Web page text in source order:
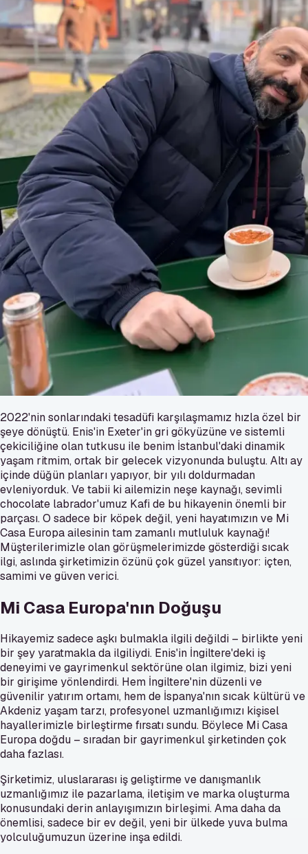
2022'nin sonlarındaki tesadüfi karşılaşmamız hızla özel bir
şeye dönüştü. Enis'in Exeter'in gri gökyüzüne ve sistemli
çekiciliğine olan tutkusu ile benim İstanbul'daki dinamik
yaşam ritmim, ortak bir gelecek vizyonunda buluştu. Altı ay
içinde düğün planları yapıyor, bir yılı doldurmadan
evleniyorduk. Ve tabii ki ailemizin neşe kaynağı, sevimli
chocolate labrador'umuz Kafi de bu hikayenin önemli bir
parçası. O sadece bir köpek değil, yeni hayatımızın ve Mi
Casa Europa ailesinin tam zamanlı mutluluk kaynağı!
Müşterilerimizle olan görüşmelerimizde gösterdiği sıcak
ilgi, aslında şirketimizin özünü çok güzel yansıtıyor: içten,
samimi ve güven verici.
Mi Casa Europa'nın Doğuşu
Hikayemiz sadece aşkı bulmakla ilgili değildi – birlikte yeni
bir şey yaratmakla da ilgiliydi. Enis'in İngiltere'deki iş
deneyimi ve gayrimenkul sektörüne olan ilgimiz, bizi yeni
bir girişime yönlendirdi. Hem İngiltere'nin düzenli ve
güvenilir yatırım ortamı, hem de İspanya'nın sıcak kültürü ve
Akdeniz yaşam tarzı, profesyonel uzmanlığımızı kişisel
hayallerimizle birleştirme fırsatı sundu. Böylece Mi Casa
Europa doğdu – sıradan bir gayrimenkul şirketinden çok
daha fazlası.
Şirketimiz, uluslararası iş geliştirme ve danışmanlık
uzmanlığımız ile pazarlama, iletişim ve marka oluşturma
konusundaki derin anlayışımızın birleşimi. Ama daha da
önemlisi, sadece bir ev değil, yeni bir ülkede yuva bulma
yolculuğumuzun üzerine inşa edildi.